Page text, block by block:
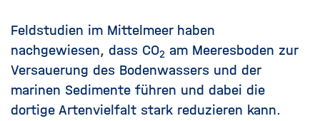
Feldstudien im Mittelmeer haben
nachgewiesen, dass CO2 am Meeresboden zur
Versauerung des Bodenwassers und der
marinen Sedimente führen und dabei die
dortige Artenvielfalt stark reduzieren kann.